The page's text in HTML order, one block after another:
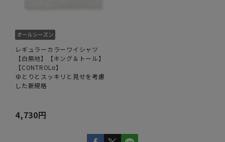
レギュラーカラーワイシャツ
【白無地】【キング＆トール】
【CONTROLα】
ゆとりとスッキリと見せを考慮
した新規格
4,730円